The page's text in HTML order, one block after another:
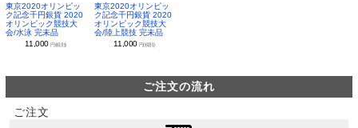
東京2020オリンピッ
ク記念千円銀貨 2020
オリンピック競技大
会/水泳 完未品
11,000円(税別)
東京2020オリンピッ
ク記念千円銀貨 2020
オリンピック競技大
会/陸上競技 完未品
11,000 円(税別)
ご注文の流れ
ご注文